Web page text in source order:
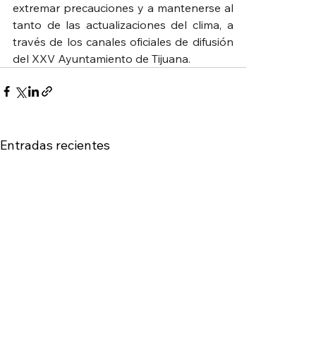
extremar precauciones y a mantenerse al
tanto de las actualizaciones del clima, a
través de los canales oficiales de difusión
del XXV Ayuntamiento de Tijuana.
Entradas recientes